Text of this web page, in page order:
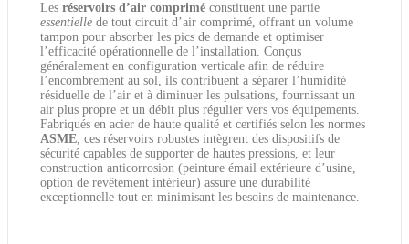
Les réservoirs d’air comprimé constituent une partie
essentielle de tout circuit d’air comprimé, offrant un volume
tampon pour absorber les pics de demande et optimiser
l’efficacité opérationnelle de l’installation. Conçus
généralement en configuration verticale afin de réduire
l’encombrement au sol, ils contribuent à séparer l’humidité
résiduelle de l’air et à diminuer les pulsations, fournissant un
air plus propre et un débit plus régulier vers vos équipements.
Fabriqués en acier de haute qualité et certifiés selon les normes
ASME, ces réservoirs robustes intègrent des dispositifs de
sécurité capables de supporter de hautes pressions, et leur
construction anticorrosion (peinture émail extérieure d’usine,
option de revêtement intérieur) assure une durabilité
exceptionnelle tout en minimisant les besoins de maintenance.